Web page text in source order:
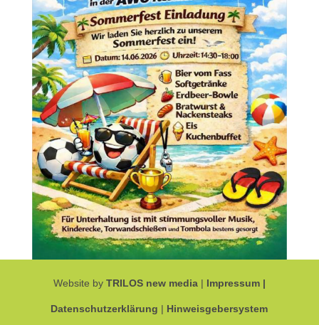
Website by TRILOS new media| Impressum |
Datenschutzerklärung | Hinweisgebersystem